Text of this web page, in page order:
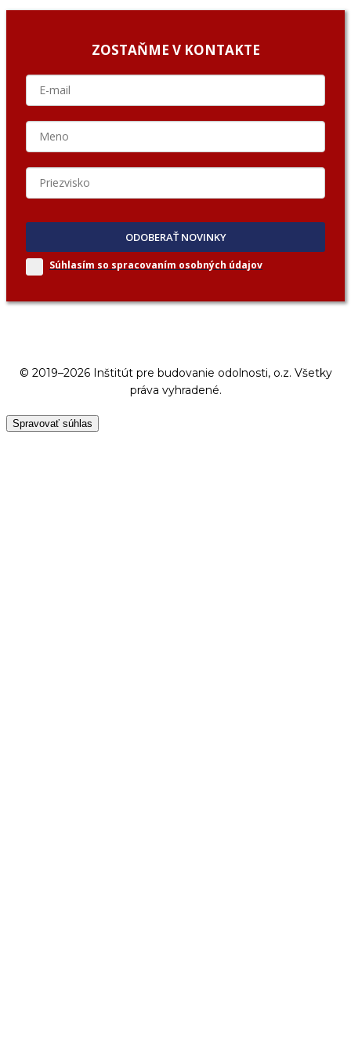
ZOSTAŇME V KONTAKTE
ODOBERAŤ NOVINKY
Súhlasím so spracovaním osobných údajov
© 2019–2026 Inštitút pre budovanie odolnosti, o.z. Všetky
práva vyhradené.
Spravovať súhlas